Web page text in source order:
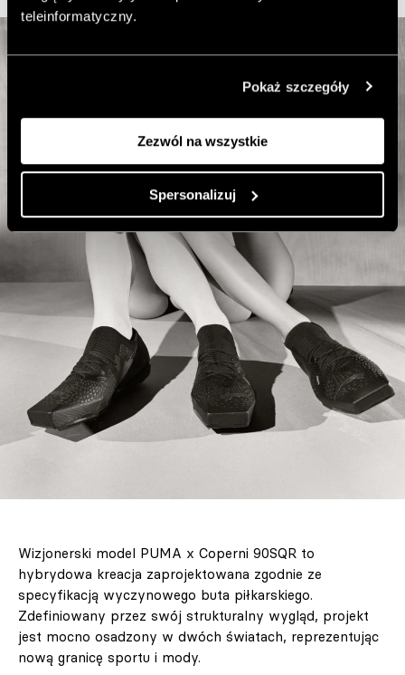
teleinformatyczny.
Pokaż szczegóły
Zezwól na wszystkie
Spersonalizuj
Wizjonerski model PUMA x Coperni 90SQR to
hybrydowa kreacja zaprojektowana zgodnie ze
specyfikacją wyczynowego buta piłkarskiego.
Zdefiniowany przez swój strukturalny wygląd, projekt
jest mocno osadzony w dwóch światach, reprezentując
nową granicę sportu i mody.